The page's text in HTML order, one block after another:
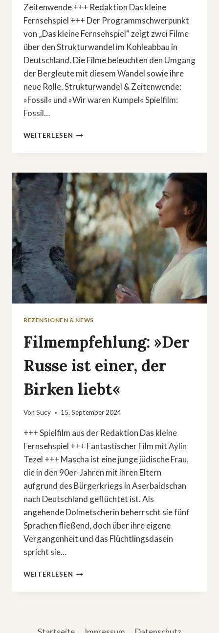
Zeitenwende +++ Redaktion Das kleine
Fernsehspiel +++ Der Programmschwerpunkt
von „Das kleine Fernsehspiel“ zeigt zwei Filme
über den Strukturwandel im Kohleabbau in
Deutschland. Die Filme beleuchten den Umgang
der Bergleute mit diesem Wandel sowie ihre
neue Rolle. Strukturwandel & Zeitenwende:
»Fossil« und »Wir waren Kumpel« Spielfilm:
Fossil…
WEITERLESEN STRUKTURWANDEL
ZEITENWENDE:
UND
»WIR
WAREN
KUMPEL«
REZENSIONEN & NEWS
Filmempfehlung: »Der
Russe ist einer, der
Birken liebt«
Von Sucy 15. September 2024
+++ Spielfilm aus der Redaktion Das kleine
Fernsehspiel +++ Fantastischer Film mit Aylin
Tezel +++ Mascha ist eine junge jüdische Frau,
die in den 90er-Jahren mit ihren Eltern
aufgrund des Bürgerkriegs in Aserbaidschan
nach Deutschland geflüchtet ist. Als
angehende Dolmetscherin beherrscht sie fünf
Sprachen fließend, doch über ihre eigene
Vergangenheit und das Flüchtlingsdasein
spricht sie…
WEITERLESEN FILMEMPFEHLUNG:
RUSSE